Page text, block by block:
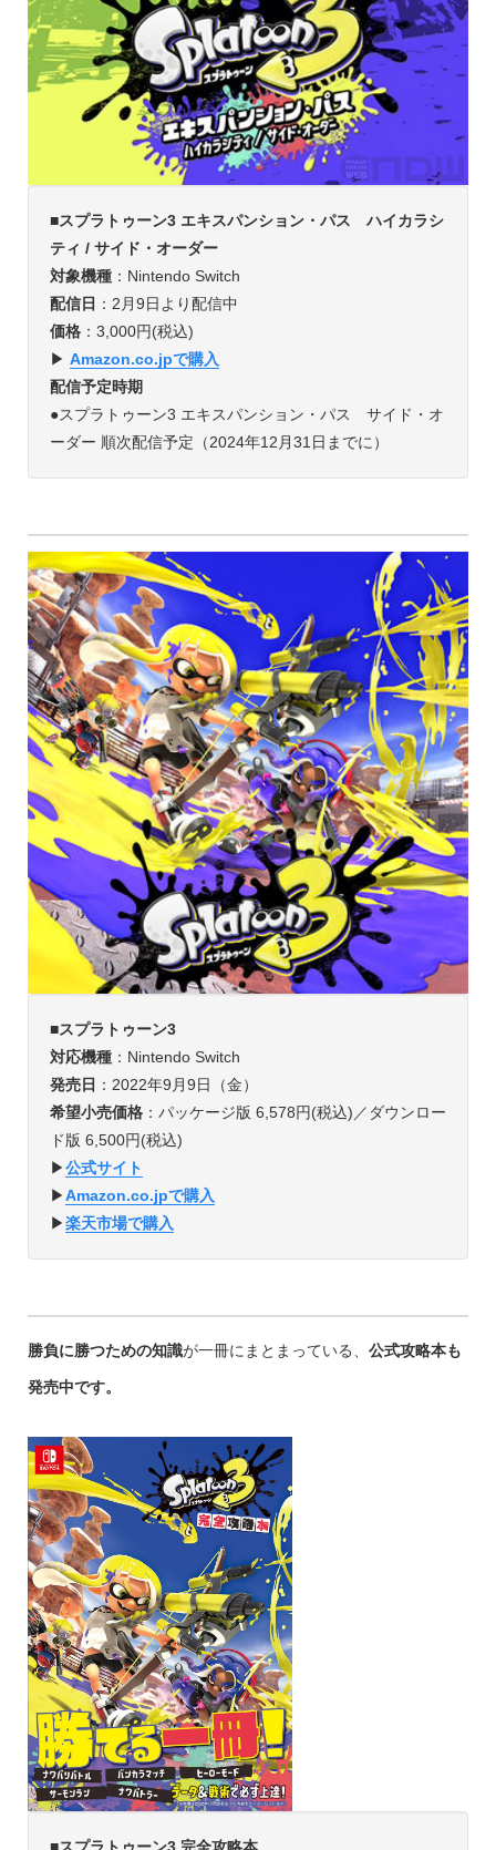
■スプラトゥーン3 エキスパンション・パス ハイカラシ
ティ / サイド・オーダー
対象機種：Nintendo Switch
配信日 ：2月9日より配信中
価格：3,000円(税込)
▶︎ Amazon.co.jpで購入
配信予定時期
●スプラトゥーン3 エキスパンション・パス サイド・オ
ーダー 順次配信予定（2024年12月31日までに）
■スプラトゥーン3
対応機種：Nintendo Switch
発売日 ：2022年9月9日（金）
希望小売価格：パッケージ版 6,578円(税込)／ダウンロー
ド版 6,500円(税込)
▶︎公式サイト
▶︎Amazon.co.jpで購入
▶︎楽天市場で購入
勝負に勝つための知識が一冊にまとまっている、 公式攻略本も
発売中です。